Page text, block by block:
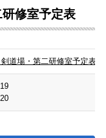
修室予定表
道場・第二研修室予定表（